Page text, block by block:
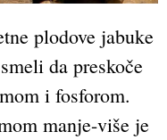
plodove jabuke
da preskoče
i fosforom.
manje-više je